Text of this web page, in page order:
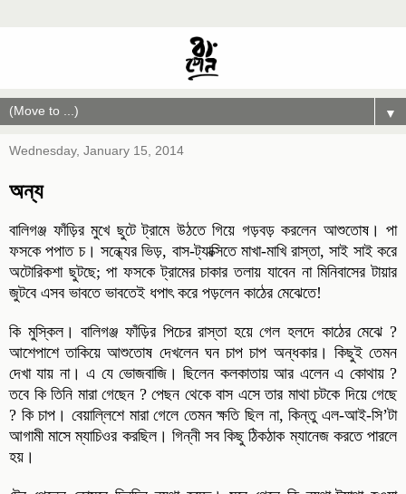
▼
Wednesday, January 15, 2014
অন্য
বালিগঞ্জ ফাঁড়ির মুখে ছুটে ট্রামে উঠতে গিয়ে গড়বড় করলেন আশুতোষ। পা
ফসকে পপাত চ। সন্ধ্যের ভিড়, বাস-ট্যাক্সিতে মাখা-মাখি রাস্তা, সাই সাই করে
অটোরিকশা ছুটছে; পা ফসকে ট্রামের চাকার তলায় যাবেন না মিনিবাসের টায়ার
জুটবে এসব ভাবতে ভাবতেই ধপাৎ করে পড়লেন কাঠের মেঝেতে!
কি মুস্কিল। বালিগঞ্জ ফাঁড়ির পিচের রাস্তা হয়ে গেল হলদে কাঠের মেঝে ?
আশেপাশে তাকিয়ে আশুতোষ দেখলেন ঘন চাপ চাপ অন্ধকার। কিছুই তেমন
দেখা যায় না। এ যে ভোজবাজি। ছিলেন কলকাতায় আর এলেন এ কোথায় ?
তবে কি তিনি মারা গেছেন ? পেছন থেকে বাস এসে তার মাথা চটকে দিয়ে গেছে
? কি চাপ। বেয়াল্লিশে মারা গেলে তেমন ক্ষতি ছিল না, কিন্তু এল-আই-সি’টা
আগামী মাসে ম্যাচিওর করছিল। গিন্নী সব কিছু ঠিকঠাক ম্যানেজ করতে পারলে
হয়।